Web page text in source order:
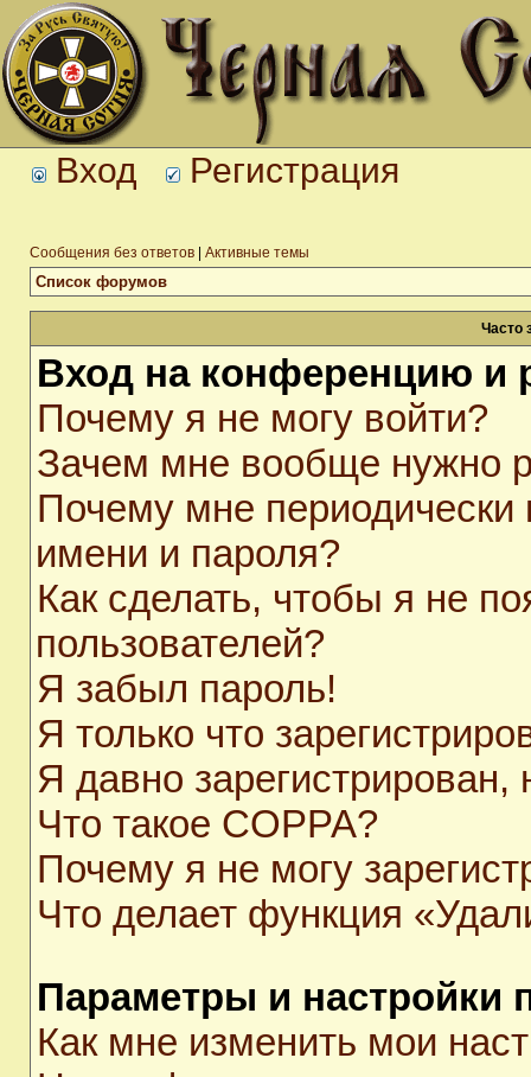
Вход Регистрация
Сообщения без ответов Активные темы
Список форумов
Часто
Вход на конференцию и
Почему я не могу войти?
Зачем мне вообще нужно
Почему мне периодически
имени и пароля?
Как сделать, чтобы я не
пользователей?
Я забыл пароль!
Я только что
Я давно
Что такое COPPA?
Почему я не могу
Что делает функция
Параметры и настройки
Как мне изменить мои